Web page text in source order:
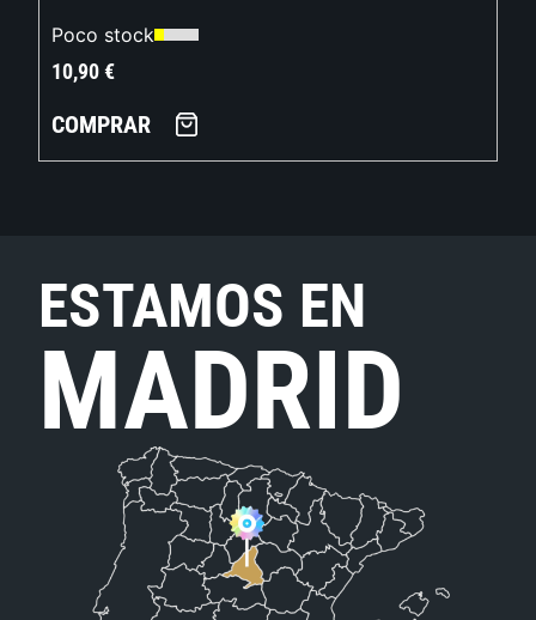
Poco stock
10,90€
COMPRAR
ESTAMOS EN
MADRID